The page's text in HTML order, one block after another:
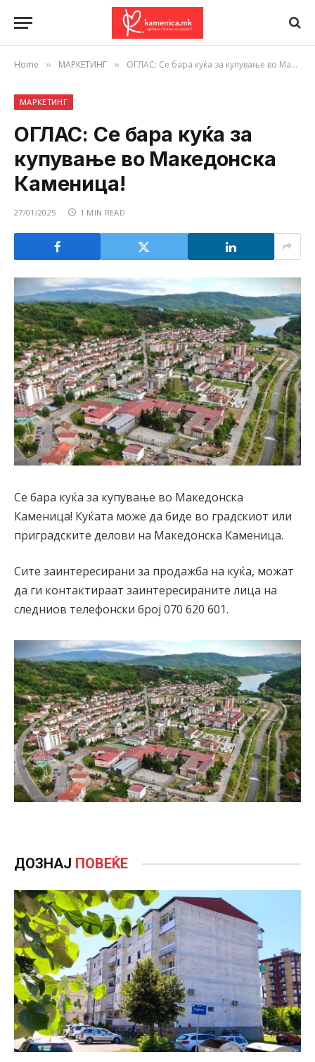
Home » МАРКЕТИНГ » ОГЛАС: Се бара куќа за купување во Македонска Каменица!
МАРКЕТИНГ
ОГЛАС: Се бара куќа за
купување во Македонска
Каменица!
27/01/2025 1 MIN READ
Се бара куќа за купување во Македонска
Каменица! Куќата може да биде во градскиот или
приградските делови на Македонска Каменица.
Сите заинтересирани за продажба на куќа, можат
да ги контактираат заинтересираните лица на
следниов телефонски број 070 620 601.
ДОЗНАЈ ПОВЕЌЕ